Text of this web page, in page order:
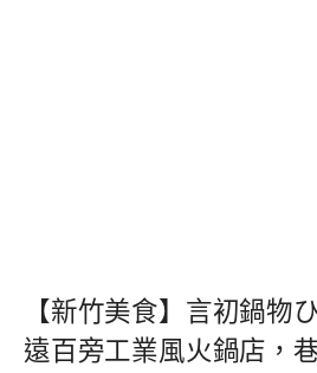
【新竹美食】言初鍋物
遠百旁工業風火鍋店，